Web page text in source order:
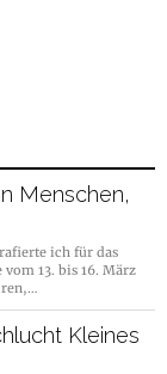
Menschen,
ich für das
13. bis 16. März
Kleines